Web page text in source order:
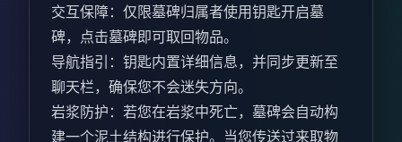
交互保障：仅限墓碑归属者使用钥匙开启墓
碑，点击墓碑即可取回物品。
导航指引：钥匙内置详细信息，并同步更新至
聊天栏，确保您不会迷失方向。
岩浆防护：若您在岩浆中死亡，墓碑会自动构
建一个泥土结构进行保护。当您传送过来取物